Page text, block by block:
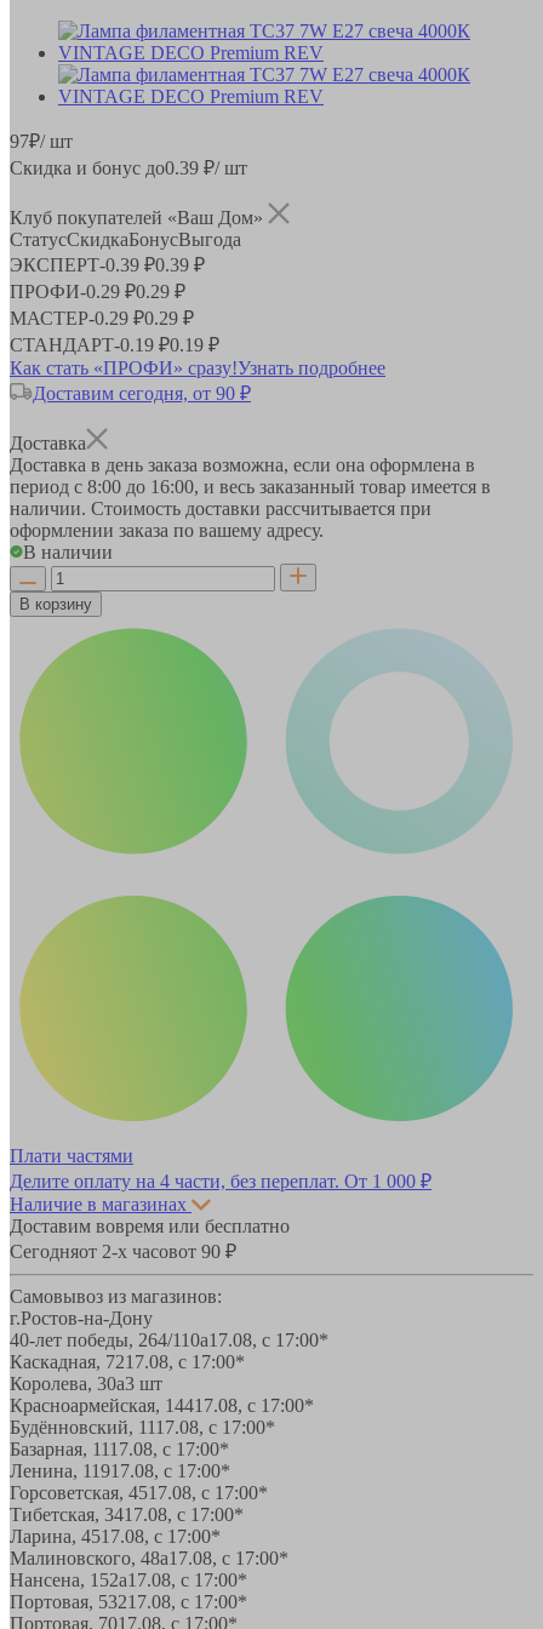
97₽/ шт
Скидка и бонус до0.39 ₽/ шт
Клуб покупателей «Ваш Дом»
СтатусСкидкаБонусВыгода
ЭКСПЕРТ-0.39 ₽0.39 ₽
ПРОФИ-0.29 ₽0.29 ₽
МАСТЕР-0.29 ₽0.29 ₽
СТАНДАРТ-0.19 ₽0.19 ₽
Как стать «ПРОФИ» сразу!Узнать подробнее
Доставим сегодня, от 90 ₽
Доставка
Доставка в день заказа возможна, если она оформлена в
период с 8:00 до 16:00, и весь заказанный товар имеется в
наличии. Стоимость доставки рассчитывается при
оформлении заказа по вашему адресу.
В наличии
В корзину
Плати частями
Делите оплату на 4 части, без переплат. От 1 000 ₽
Наличие в магазинах
Доставим вовремя или бесплатно
Сегодняот 2-х часовот 90 ₽
Самовывоз из магазинов:
г.Ростов-на-Дону
40-лет победы, 264/110а17.08, с 17:00*
Каскадная, 7217.08, с 17:00*
Королева, 30а3 шт
Красноармейская, 14417.08, с 17:00*
Будённовский, 1117.08, с 17:00*
Базарная, 1117.08, с 17:00*
Ленина, 11917.08, с 17:00*
Горсоветская, 4517.08, с 17:00*
Тибетская, 3417.08, с 17:00*
Ларина, 4517.08, с 17:00*
Малиновского, 48а17.08, с 17:00*
Нансена, 152а17.08, с 17:00*
Портовая, 53217.08, с 17:00*
Портовая, 7017.08, с 17:00*